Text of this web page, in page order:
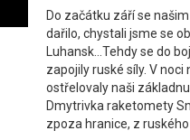
Do začátku září se
dařilo, chystali jsme se
Luhansk...Tehdy se do
zapojily ruské síly. V noci
ostřelovaly naši
Dmytrivka raketomety
zpoza hranice, z